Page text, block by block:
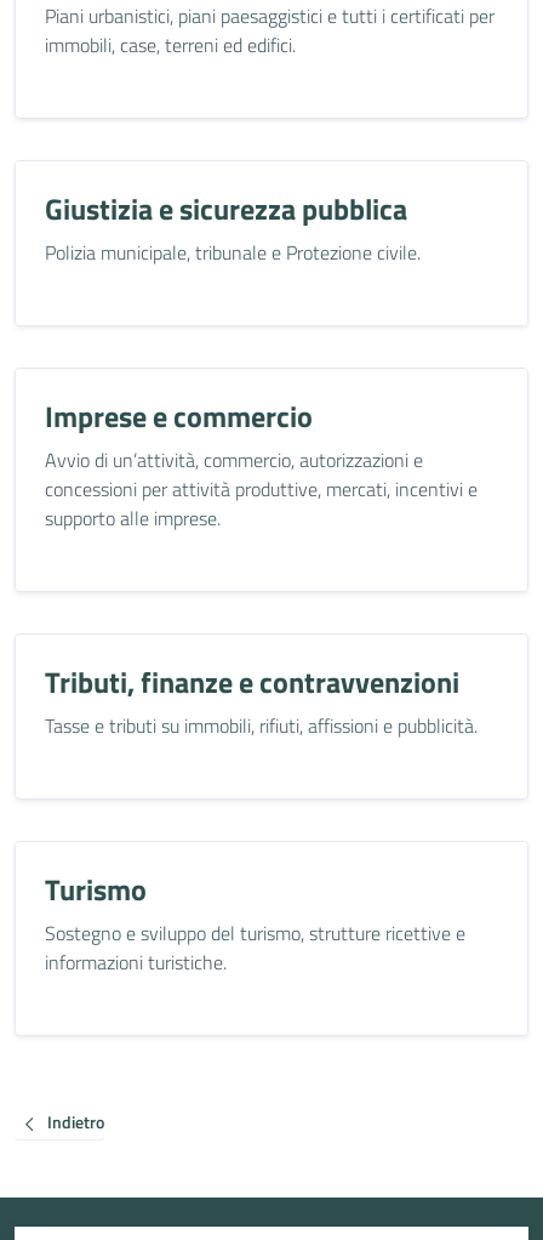
Piani urbanistici, piani paesaggistici e tutti i certificati per
immobili, case, terreni ed edifici.
Giustizia e sicurezza pubblica
Polizia municipale, tribunale e Protezione civile.
Imprese e commercio
Avvio di un’attività, commercio, autorizzazioni e
concessioni per attività produttive, mercati, incentivi e
supporto alle imprese.
Tributi, finanze e contravvenzioni
Tasse e tributi su immobili, rifiuti, affissioni e pubblicità.
Turismo
Sostegno e sviluppo del turismo, strutture ricettive e
informazioni turistiche.
Indietro